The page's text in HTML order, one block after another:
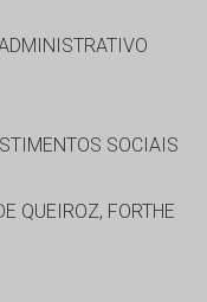
SOCIAIS
QUEIROZ, FORTHE